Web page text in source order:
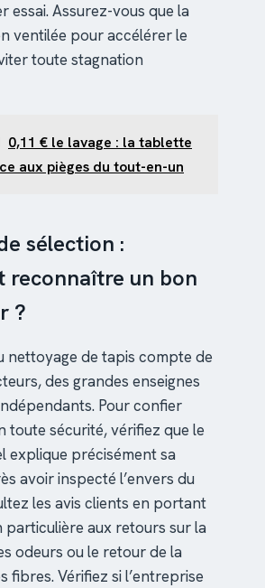
essai. Assurez-vous que la
ventilée pour accélérer le
toute stagnation
0,11 € le lavage : la tablette
aux pièges du tout-en-un
sélection :
reconnaître un bon
?
nettoyage de tapis compte de
des grandes enseignes
Pour confier
toute sécurité, vérifiez que le
explique précisément sa
avoir inspecté l’envers du
les avis clients en portant
particulière aux retours sur la
odeurs ou le retour de la
fibres. Vérifiez si l’entreprise